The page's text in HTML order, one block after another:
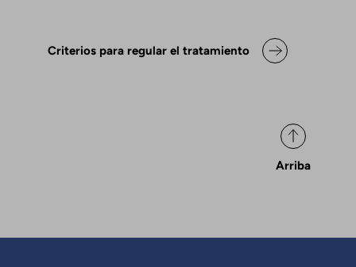
para Declaración de
Arriba
Criterios para regular el tratamiento